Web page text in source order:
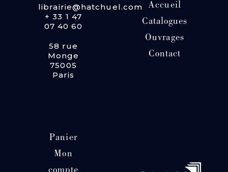
librairie@hatchuel.com
+ 33 1 47
07 40 60
58 rue
Monge
75005
Paris
Accueil
Catalogues
Ouvrages
Contact
Panier
Mon